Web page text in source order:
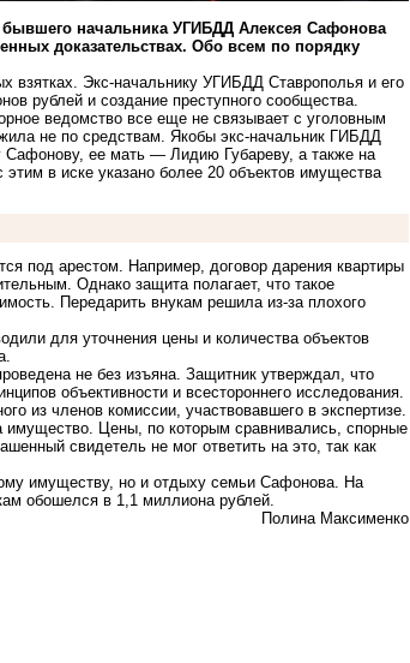
бывшего начальника УГИБДД Алексея Сафонова
доказательствах. Обо всем по порядку
взятках. Экс-начальнику УГИБДД Ставрополья и его
рублей и создание преступного сообщества.
ведомство все еще не связывает с уголовным
не по средствам. Якобы экс-начальник ГИБДД
ее мать — Лидию Губареву, а также на
в иске указано более 20 объектов имущества
под арестом. Например, договор дарения квартиры
Однако защита полагает, что такое
Передарить внукам решила из-за плохого
для уточнения цены и количества объектов
не без изъяна. Защитник утверждал, что
объективности и всестороннего исследования.
из членов комиссии, участвовавшего в экспертизе.
Цены, по которым сравнивались, спорные
свидетель не мог ответить на это, так как
имуществу, но и отдыху семьи Сафонова. На
обошелся в 1,1 миллиона рублей.
Полина Максименко